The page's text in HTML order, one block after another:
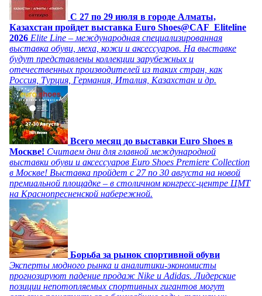
C 27 по 29 июля в городе Алматы,
Казахстан пройдет выставка Euro Shoes@CAF_Eliteline
2026 Elite Line – международная специализированная
выставка обуви, меха, кожи и аксессуаров. На выставке
будут представлены коллекции зарубежных и
отечественных производителей из таких стран, как
Россия, Турция, Германия, Италия, Казахстан и др.
Всего месяц до выставки Euro Shoes в
Москве! Считаем дни для главной международной
выставки обуви и аксессуаров Euro Shoes Premiere Collection
в Москве! Выставка пройдет с 27 по 30 августа на новой
премиальной площадке – в столичном конгресс-центре ЦМТ
на Краснопресненской набережной.
Борьба за рынок спортивной обуви
Эксперты модного рынка и аналитики-экономисты
прогнозируют падение продаж Nike и Adidas. Лидерские
позиции непотопляемых спортивных гигантов могут